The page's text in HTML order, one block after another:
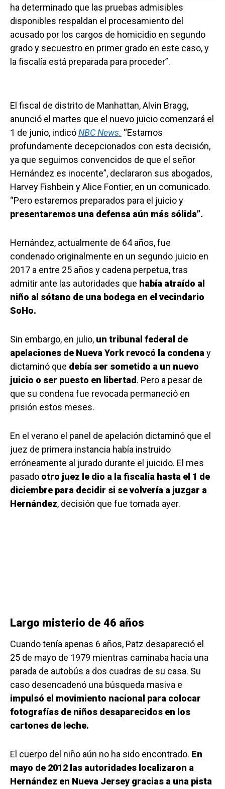
ha determinado que las pruebas admisibles
disponibles respaldan el procesamiento del
acusado por los cargos de homicidio en segundo
grado y secuestro en primer grado en este caso, y
la fiscalía está preparada para proceder”.
El fiscal de distrito de Manhattan, Alvin Bragg,
anunció el martes que el nuevo juicio comenzará el
1 de junio, indicóNBC News. “Estamos
profundamente decepcionados con esta decisión,
ya que seguimos convencidos de que el señor
Hernández es inocente”, declararon sus abogados,
Harvey Fishbein y Alice Fontier, en un comunicado.
“Pero estaremos preparados para el juicio y
presentaremos una defensa aún más sólida”.
Hernández, actualmente de 64 años, fue
condenado originalmente en un segundo juicio en
2017 a entre 25 años y cadena perpetua, tras
admitir ante las autoridades que había atraído al
niño al sótano de una bodega en el vecindario
SoHo.
Sin embargo, en julio, un tribunal federal de
apelaciones de Nueva York revocó la condenay
dictaminó que debía ser sometido a un nuevo
juicio o ser puesto en libertad. Pero a pesar de
que su condena fue revocada permaneció en
prisión estos meses.
En el verano el panel de apelación dictaminó que el
juez de primera instancia había instruido
erróneamente al jurado durante el juicido. El mes
pasado otro juez le dio a la fiscalía hasta el 1 de
diciembre para decidir si se volvería a juzgar a
Hernández, decisión que fue tomada ayer.
Largo misterio de 46 años
Cuando tenía apenas 6 años, Patz desapareció el
25 de mayo de 1979 mientras caminaba hacia una
parada de autobús a dos cuadras de su casa. Su
caso desencadenó una búsqueda masiva e
impulsó el movimiento nacional para colocar
fotografías de niños desaparecidos en los
cartones de leche.
El cuerpo del niño aún no ha sido encontrado. En
mayo de 2012 las autoridades localizaron a
Hernández en Nueva Jersey gracias a una pista